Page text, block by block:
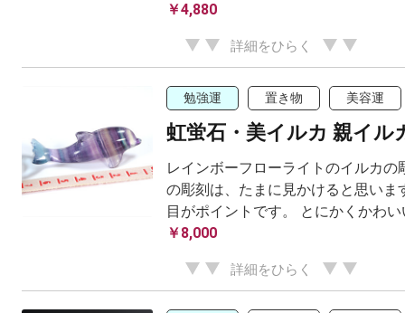
￥4,880
詳細をひらく
勉強運 置き物 美容運
虹蛍石・美イルカ 親イル
レインボーフローライトのイルカの
の彫刻は、たまに見かけると思いま
目がポイントです。 とにかくかわ
￥8,000
詳細をひらく